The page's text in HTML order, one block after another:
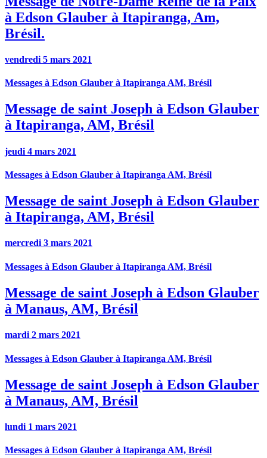
à Edson Glauber à Itapiranga, Am,
Brésil.
vendredi 5 mars 2021
Messages à Edson Glauber à Itapiranga AM, Brésil
Message de saint Joseph à Edson Glauber
à Itapiranga, AM, Brésil
jeudi 4 mars 2021
Messages à Edson Glauber à Itapiranga AM, Brésil
Message de saint Joseph à Edson Glauber
à Itapiranga, AM, Brésil
mercredi 3 mars 2021
Messages à Edson Glauber à Itapiranga AM, Brésil
Message de saint Joseph à Edson Glauber
à Manaus, AM, Brésil
mardi 2 mars 2021
Messages à Edson Glauber à Itapiranga AM, Brésil
Message de saint Joseph à Edson Glauber
à Manaus, AM, Brésil
lundi 1 mars 2021
Messages à Edson Glauber à Itapiranga AM, Brésil